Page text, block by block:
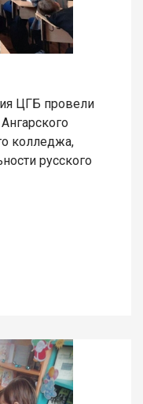
ЦГБ провели
колледжа,
русского